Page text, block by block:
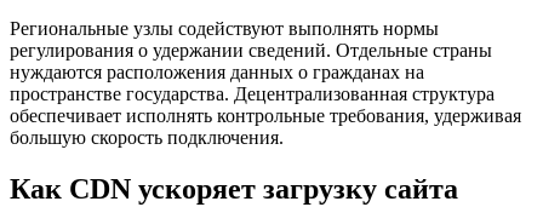
Региональные узлы содействуют выполнять нормы
регулирования о удержании сведений. Отдельные страны
нуждаются расположения данных о гражданах на
пространстве государства. Децентрализованная структура
обеспечивает исполнять контрольные требования, удерживая
большую скорость подключения.
Как CDN ускоряет загрузку сайта